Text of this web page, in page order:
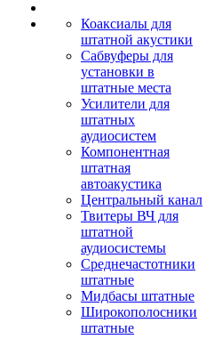
Коаксиалы для
штатной акустики
Сабвуферы для
установки в
штатные места
Усилители для
штатных
аудиосистем
Компонентная
штатная
автоакустика
Центральный канал
Твитеры ВЧ для
штатной
аудиосистемы
Среднечастотники
штатные
Мидбасы штатные
Широкополосники
штатные